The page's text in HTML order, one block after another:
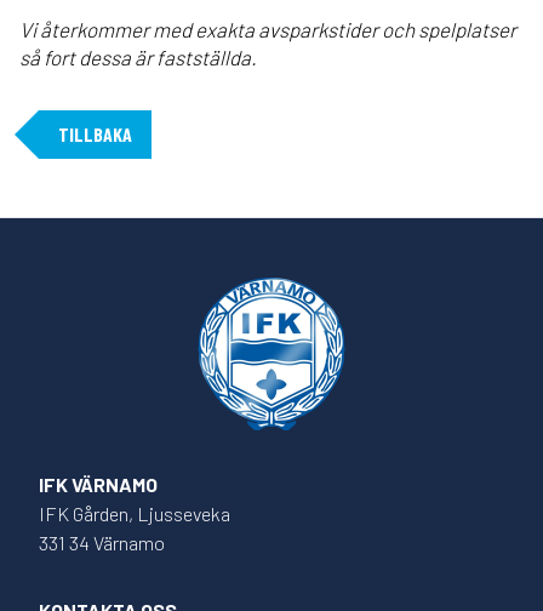
Vi återkommer med exakta avsparkstider och spelplatser
så fort dessa är fastställda.
TILLBAKA
IFK VÄRNAMO
IFK Gården, Ljusseveka
331 34 Värnamo